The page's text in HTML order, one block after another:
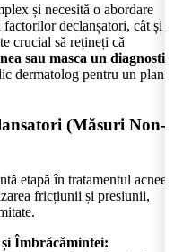
și necesită o abordare
factorilor declanșatori, cât și
crucial să rețineți că
sau masca un diagnostic
dermatolog pentru un plan
(Măsuri Non-
etapă în tratamentul acneei
fricțiunii și presiunii,
Îmbrăcămintei: